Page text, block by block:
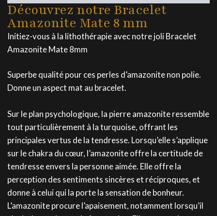
Découvrez notre Bracelet
Amazonite Mate 8 mm
Initiez-vous à la lithothérapie avec notre joli Bracelet
Amazonite Mate 8mm
Superbe qualité pour ces perles d’amazonite non polie.
Donne un aspect mat au bracelet.
Sur le plan psychologique, la pierre amazonite ressemble
tout particulièrement à la turquoise, offrant les
principales vertus de la tendresse. Lorsqu’elle s’applique
sur le chakra du cœur, l’amazonite offre la certitude de
tendresse envers la personne aimée. Elle offre la
perception des sentiments sincères et réciproques, et
donne à celui qui la porte la sensation de bonheur.
L’amazonite procure l’apaisement, notamment lorsqu’il